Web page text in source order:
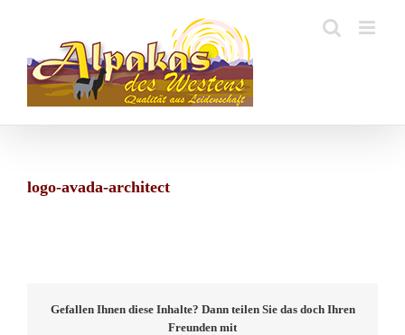
logo-avada-architect
Gefallen Ihnen diese Inhalte? Dann teilen Sie das doch Ihren
Freunden mit